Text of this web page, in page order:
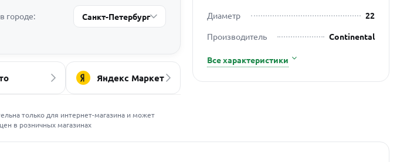
городе: Санкт-Петербург
Яндекс Маркет
только для интернет-магазина и может
в розничных магазинах
Диаметр
22
Производитель
Continental
Все характеристики